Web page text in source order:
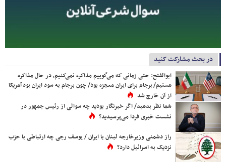
در بحث مشارکت کنید
ابوالفتح: حتی زمانی که می‌گوییم مذاکره نمی‌کنیم، در حال مذاکره
هستیم/ برجام برای ایران معجزه بود/ چون برجام به سود ایران بود آمریکا
از آن خارج شد
شما نظر بدهید/ اگر خبرنگار بودید چه سوالی از رئیس جمهور در
نشست خبری فردا می‌پرسیدید؟
راز دشمنی وزیرخارجه لبنان با ایران / یوسف رجی چه ارتباطی با حزب
نزدیک به اسرائیل دارد؟